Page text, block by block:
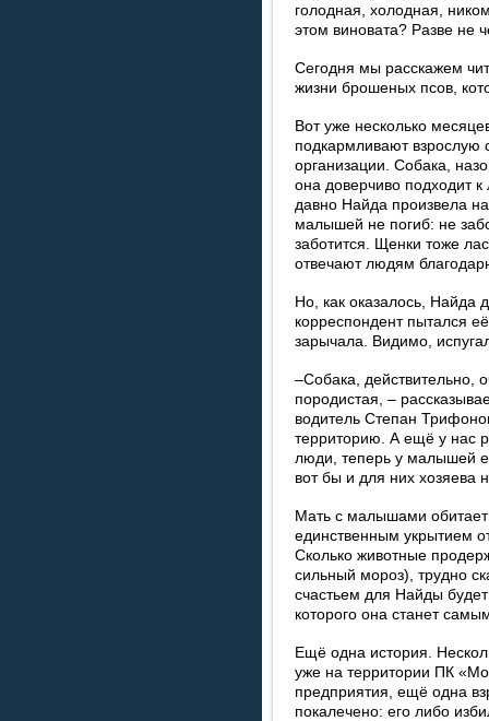
голодная, холодная,
этом виновата? Разве не
Сегодня мы расскажем
жизни брошеных псов,
Вот уже несколько
подкармливают взрослую
организации. Собака,
она доверчиво подходит
давно Найда произвела
малышей не погиб: не
заботится. Щенки тоже
отвечают людям
Но, как оказалось, Найда
корреспондент пытался
зарычала. Видимо,
–Собака, действительно,
породистая, –
водитель Степан
территорию. А ещё у нас
люди, теперь у малышей
вот бы и для них хозяева
Мать с малышами
единственным укрытием
Сколько животные
сильный мороз), трудно
счастьем для Найды
которого она станет
Ещё одна история.
уже на территории ПК
предприятия, ещё одна
покалечено: его либо